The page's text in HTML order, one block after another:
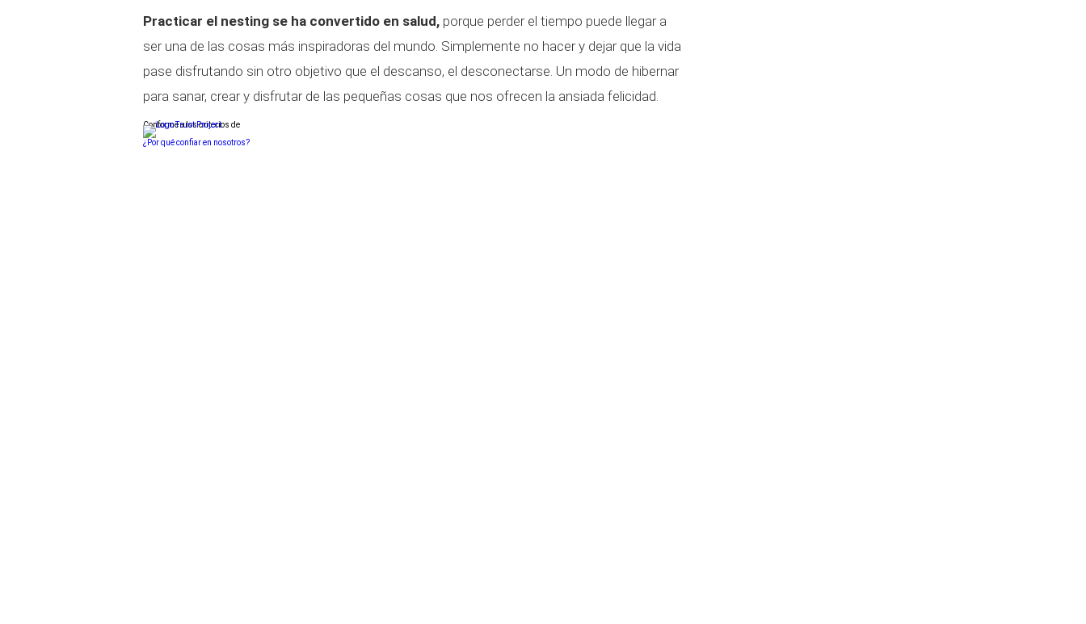
Practicar el nesting se ha convertido en salud, porque perder el tiempo puede llegar a
ser una de las cosas más inspiradoras del mundo. Simplemente no hacer y dejar que la vida
pase disfrutando sin otro objetivo que el descanso, el desconectarse. Un modo de hibernar
para sanar, crear y disfrutar de las pequeñas cosas que nos ofrecen la ansiada felicidad.
Conforme a los criterios de
¿Por qué confiar en nosotros?